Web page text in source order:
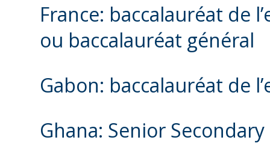
France: baccalauréat de
ou baccalauréat général
Gabon: baccalauréat de
Ghana: Senior